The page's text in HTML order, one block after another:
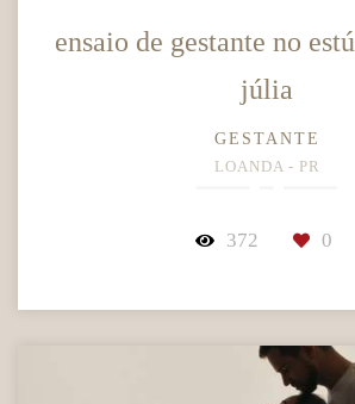
ensaio de gestante no
júlia
GESTANTE
LOANDA - PR
372 0